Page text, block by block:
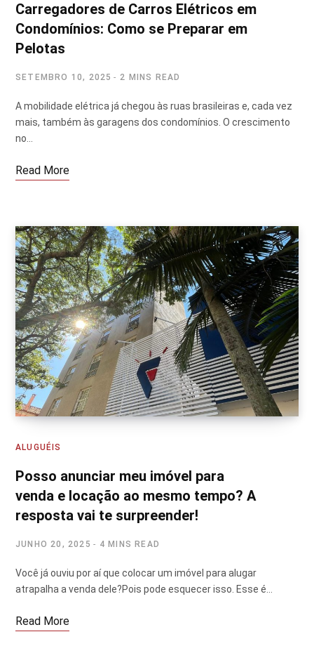
Carregadores de Carros Elétricos em
Condomínios: Como se Preparar em
Pelotas
SETEMBRO 10, 2025 2 MINS READ
A mobilidade elétrica já chegou às ruas brasileiras e, cada vez
mais, também às garagens dos condomínios. O crescimento
no…
Read More
ALUGUÉIS
Posso anunciar meu imóvel para
venda e locação ao mesmo tempo? A
resposta vai te surpreender!
JUNHO 20, 2025 4 MINS READ
Você já ouviu por aí que colocar um imóvel para alugar
atrapalha a venda dele?Pois pode esquecer isso. Esse é…
Read More